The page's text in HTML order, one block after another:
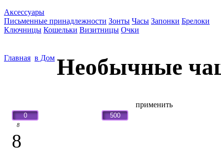
Аксессуары
Письменные принадлежности Зонты Часы Запонки Брелоки
Ключницы Кошельки Визитницы Очки
Главная в Дом Необычные
применить
8
8